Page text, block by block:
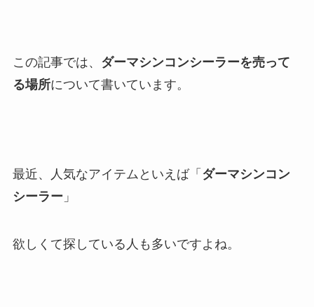
この記事では、 ダーマシンコンシーラーを売って
る場所について書いています。
最近、人気なアイテムといえば「 ダーマシンコン
シーラー 」
欲しくて探している人も多いですよね。